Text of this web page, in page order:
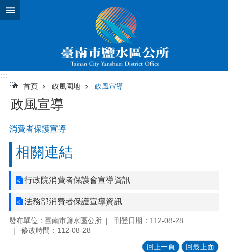
跳到主要內容區塊
:::
:::
首頁 政風園地 政風宣導
政風宣導
消費者保護宣導
相關連結
行政院消費者保護會宣導資訊
法務部消費者保護宣導資訊
發布單位：臺南市鹽水區公所
刊登日期：112-08-28
修改時間：112-08-28
回上一頁 回最上面